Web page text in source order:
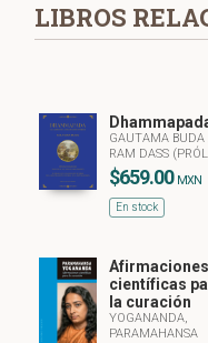
LIBROS
GAUTAMA BUDA
RAM DASS
$659.00 MXN
En stock
Afirmaciones
científicas
la curación
YOGANANDA,
PARAMAHANSA